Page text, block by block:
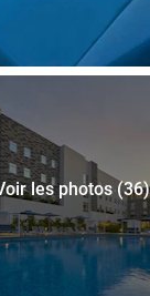
les photos (36)